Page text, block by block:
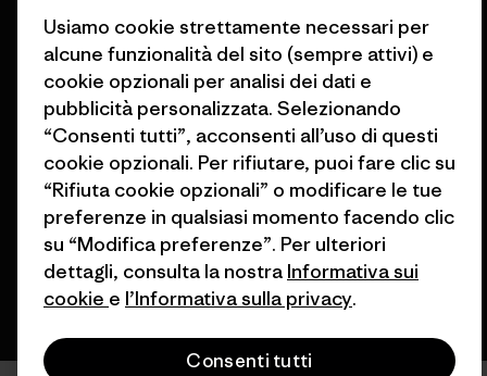
© 2026 Patagonia, Inc. All Rights Reserved.
italiano
Usiamo cookie strettamente necessari per
alcune funzionalità del sito (sempre attivi) e
cookie opzionali per analisi dei dati e
pubblicità personalizzata. Selezionando
“Consenti tutti”, acconsenti all’uso di questi
cookie opzionali. Per rifiutare, puoi fare clic su
“Rifiuta cookie opzionali” o modificare le tue
preferenze in qualsiasi momento facendo clic
su “Modifica preferenze”. Per ulteriori
dettagli, consulta la nostra Informativa sui
cookie e l’Informativa sulla privacy.
Consenti tutti